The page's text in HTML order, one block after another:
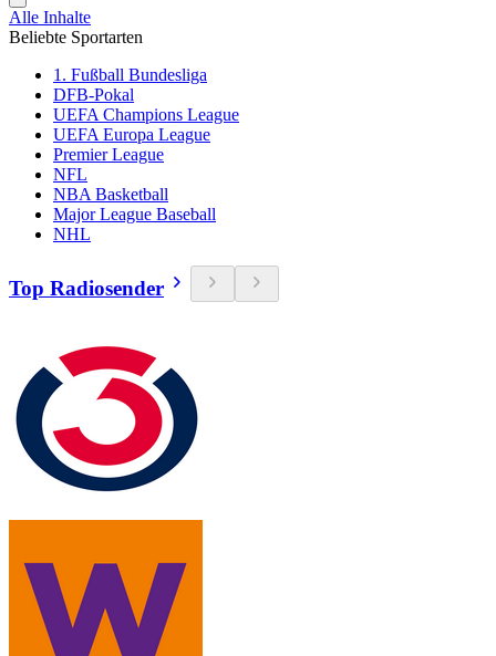
Alle Inhalte
Beliebte Sportarten
1. Fußball Bundesliga
DFB-Pokal
UEFA Champions League
UEFA Europa League
Premier League
NFL
NBA Basketball
Major League Baseball
NHL
Top Radiosender